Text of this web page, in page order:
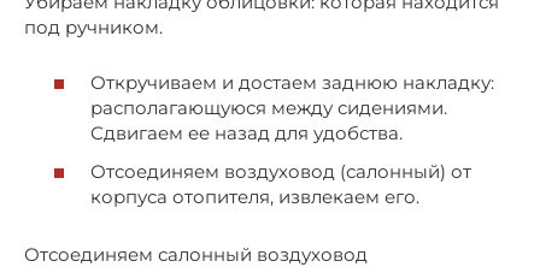
под ручником.
Откручиваем и достаем заднюю накладку:
располагающуюся между сидениями.
Сдвигаем ее назад для удобства.
Отсоединяем воздуховод (салонный) от
корпуса отопителя, извлекаем его.
Отсоединяем салонный воздуховод